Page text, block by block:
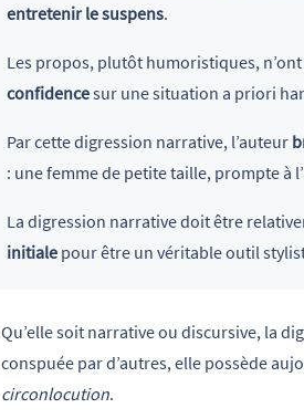
entretenir le suspens.
Les propos, plutôt humoristiques,
confidencesur une situation a priori
Par cette digression narrative, l’auteur
: une femme de petite taille, prompte à
La digression narrative doit être
initialepour être un véritable outil
Qu’elle soit narrative ou discursive, la
conspuée par d’autres, elle possède
circonlocution.